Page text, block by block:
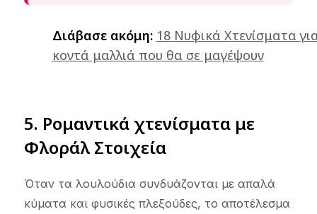
Διάβασε ακόμη: 18 Νυφικά Χτενίσματα
κοντά μαλλιά που θα σε μαγέψουν
5. Ρομαντικά χτενίσματα με
Φλοράλ Στοιχεία
Όταν τα λουλούδια συνδυάζονται με απαλά
κύματα και φυσικές πλεξούδες, το αποτέλεσμα